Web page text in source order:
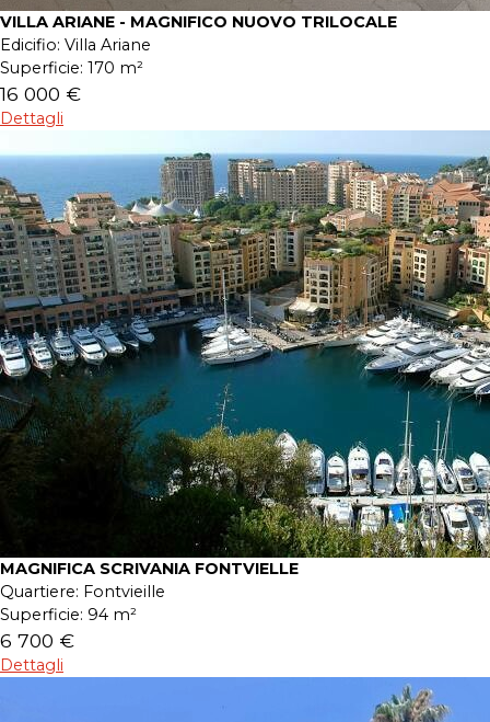
VILLA ARIANE - MAGNIFICO NUOVO TRILOCALE
Edicifio: Villa Ariane
Superficie: 170 m²
16 000 €
Dettagli
MAGNIFICA SCRIVANIA FONTVIELLE
Quartiere: Fontvieille
Superficie: 94 m²
6 700 €
Dettagli